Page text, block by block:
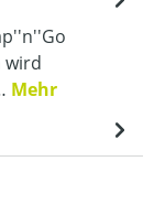
wird
Mehr